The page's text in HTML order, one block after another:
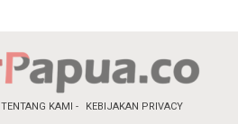
TENTANG KAMI KEBIJAKAN PRIVACY